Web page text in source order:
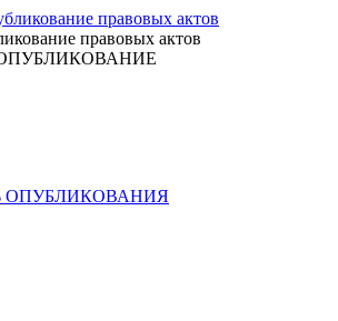
правовых актов
ОПУБЛИКОВАНИЯ